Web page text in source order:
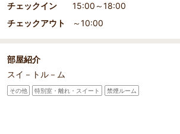
チェックイン
15:00～18:00
チェックアウト
～10:00
部屋紹介
スイ－トル－ム
その他 特別室・離れ・スイート 禁煙ルーム